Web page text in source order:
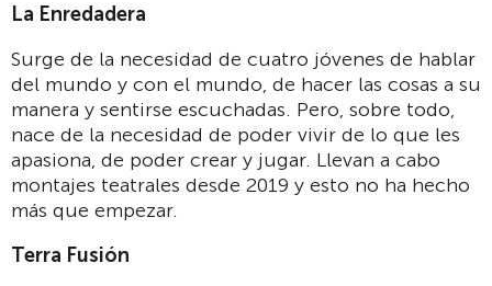
La Enredadera
Surge de la necesidad de cuatro jóvenes de hablar
del mundo y con el mundo, de hacer las cosas a su
manera y sentirse escuchadas. Pero, sobre todo,
nace de la necesidad de poder vivir de lo que les
apasiona, de poder crear y jugar. Llevan a cabo
montajes teatrales desde 2019 y esto no ha hecho
más que empezar.
Terra Fusión